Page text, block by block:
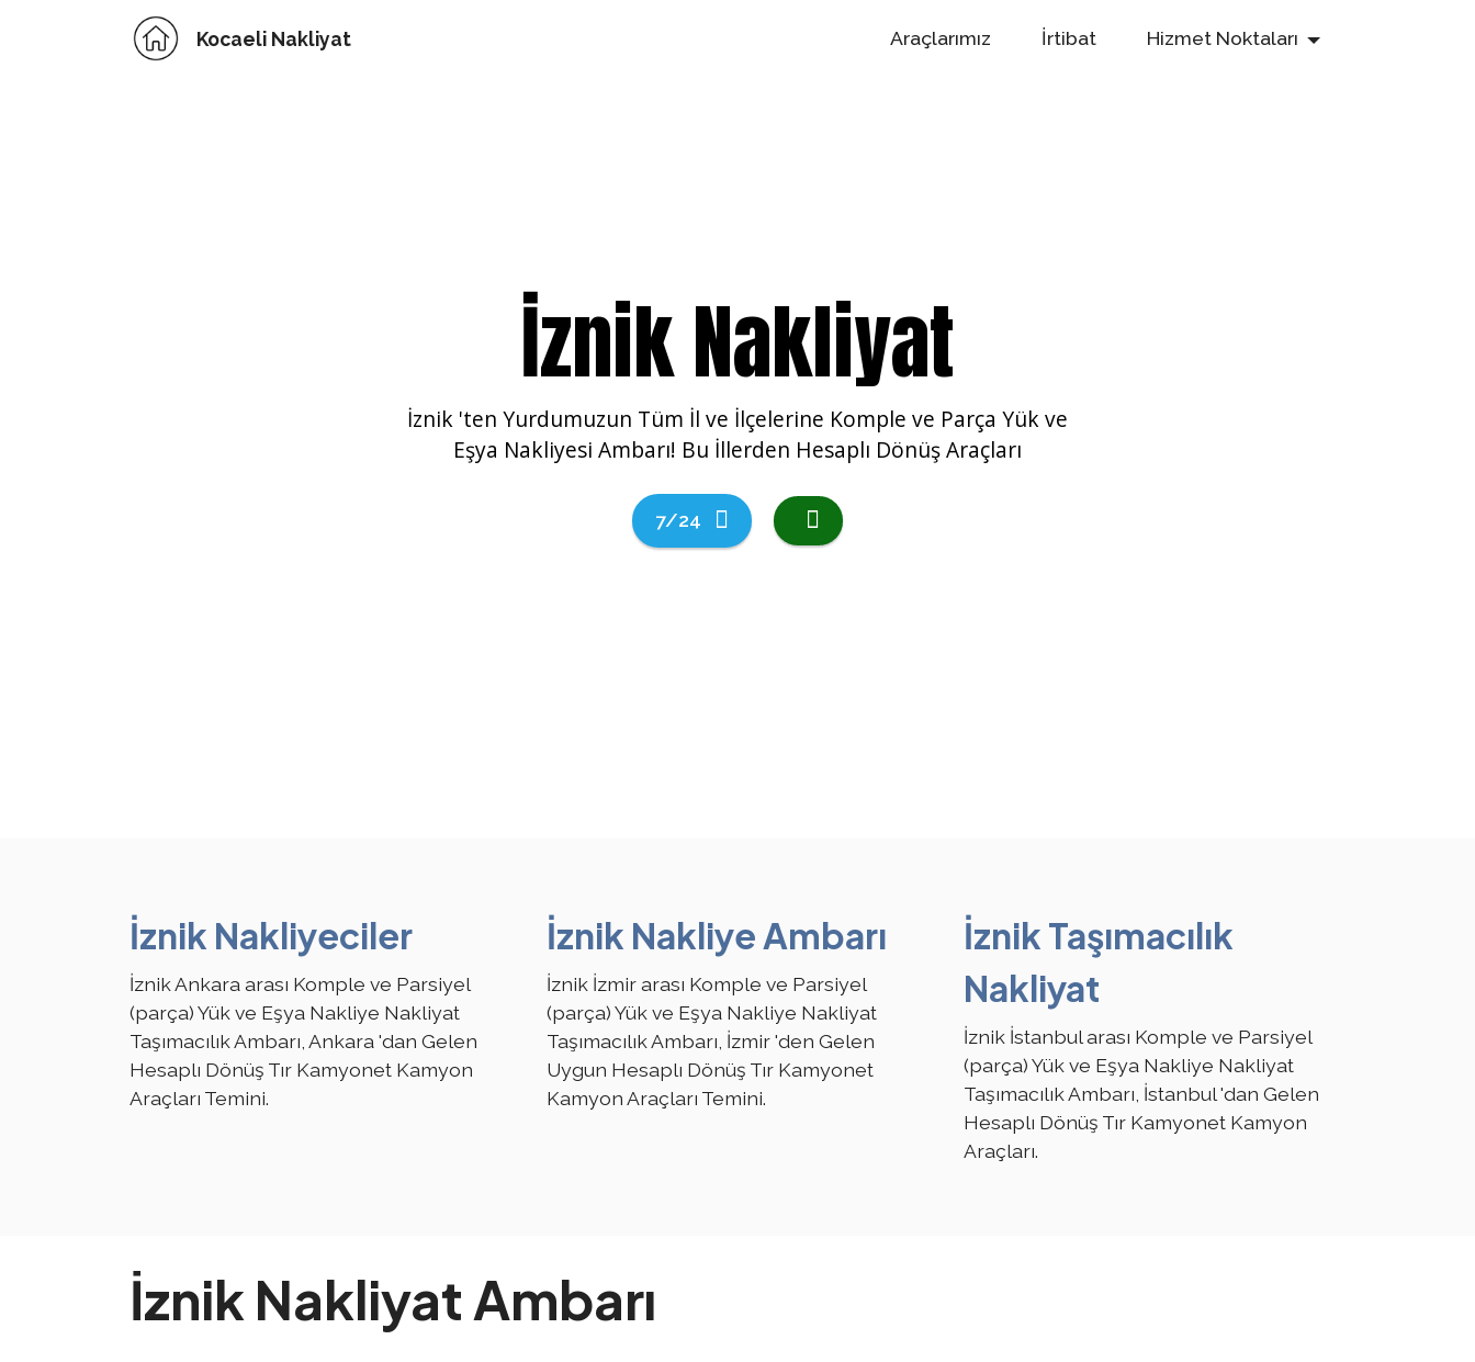
Kocaeli Nakliyat Araçlarımız İrtibat Hizmet Noktaları
İznik Nakliyat
İznik 'ten Yurdumuzun Tüm İl ve İlçelerine Komple ve Parça Yük ve
Eşya Nakliyesi Ambarı! Bu İllerden Hesaplı Dönüş Araçları
7/24
İznik Nakliyeciler
İznik Ankara arası Komple ve Parsiyel
(parça) Yük ve Eşya Nakliye Nakliyat
Taşımacılık Ambarı, Ankara 'dan Gelen
Hesaplı Dönüş Tır Kamyonet Kamyon
Araçları Temini.
İznik Nakliye Ambarı
İznik İzmir arası Komple ve Parsiyel
(parça) Yük ve Eşya Nakliye Nakliyat
Taşımacılık Ambarı, İzmir 'den Gelen
Uygun Hesaplı Dönüş Tır Kamyonet
Kamyon Araçları Temini.
İznik Taşımacılık
Nakliyat
İznik İstanbul arası Komple ve Parsiyel
(parça) Yük ve Eşya Nakliye Nakliyat
Taşımacılık Ambarı, İstanbul 'dan Gelen
Hesaplı Dönüş Tır Kamyonet Kamyon
Araçları.
İznik Nakliyat Ambarı